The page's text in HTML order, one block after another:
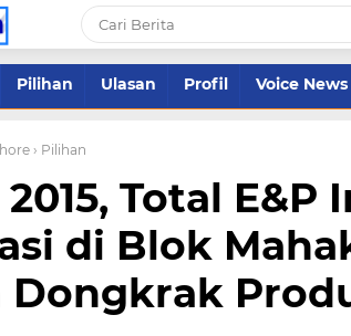
Pilihan Ulasan Profil Voice News
› Pilihan
Total E&P
di Blok